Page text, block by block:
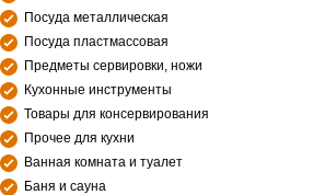
Посуда металлическая
Посуда пластмассовая
Предметы сервировки, ножи
Кухонные инструменты
Товары для консервирования
Прочее для кухни
Ванная комната и туалет
Баня и сауна